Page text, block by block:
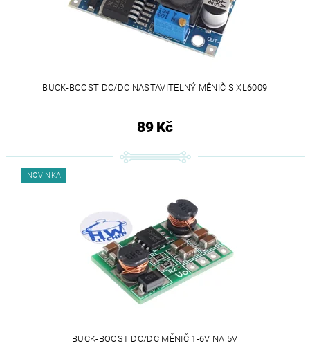
BUCK-BOOST DC/DC NASTAVITELNÝ MĚNIČ S XL6009
89 Kč
NOVINKA
BUCK-BOOST DC/DC MĚNIČ 1-6V NA 5V